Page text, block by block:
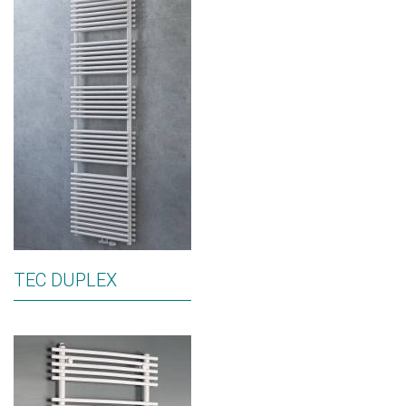
TEC DUPLEX